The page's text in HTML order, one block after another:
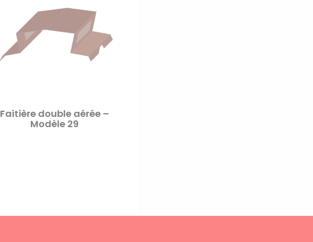
Faitière double aérée –
Modèle 29